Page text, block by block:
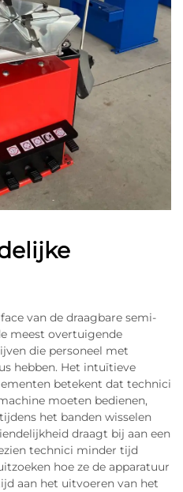
van de draagbare semi-
meest overtuigende
die personeel met
hebben. Het intuïtieve
betekent dat technici
moeten bedienen,
het banden wisselen
draagt bij aan een
technici minder tijd
hoe ze de apparatuur
aan het uitvoeren van het